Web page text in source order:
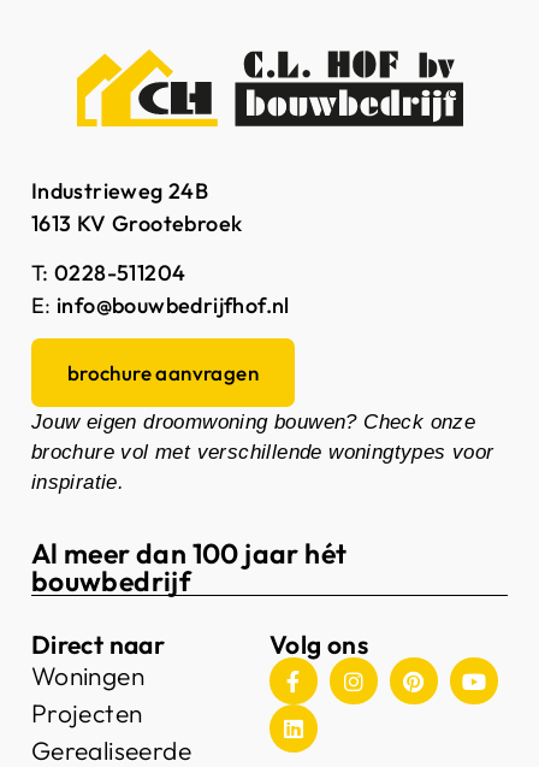
Industrieweg 24B
1613 KV Grootebroek
T: 0228-511204
E: info@bouwbedrijfhof.nl
brochure aanvragen
Jouw eigen droomwoning bouwen? Check onze
brochure vol met verschillende woningtypes voor
inspiratie.
Al meer dan 100 jaar hét
bouwbedrijf
Direct naar
Woningen
Projecten
Gerealiseerde
Volg ons